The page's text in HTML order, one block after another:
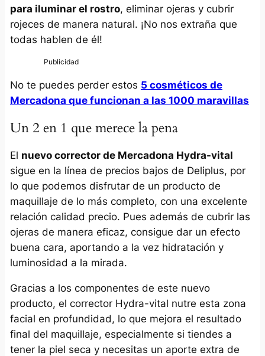
para iluminar el rostro, eliminar ojeras y cubrir
rojeces de manera natural. ¡No nos extraña que
todas hablen de él!
No te puedes perder estos 5 cosméticos de
Mercadona que funcionan a las 1000 maravillas
Un 2 en 1 que merece la pena
El nuevo corrector de Mercadona Hydra-vital
sigue en la línea de precios bajos de Deliplus, por
lo que podemos disfrutar de un producto de
maquillaje de lo más completo, con una excelente
relación calidad precio. Pues además de cubrir las
ojeras de manera eficaz, consigue dar un efecto
buena cara, aportando a la vez hidratación y
luminosidad a la mirada.
Gracias a los componentes de este nuevo
producto, el corrector Hydra-vital nutre esta zona
facial en profundidad, lo que mejora el resultado
final del maquillaje, especialmente si tiendes a
tener la piel seca y necesitas un aporte extra de